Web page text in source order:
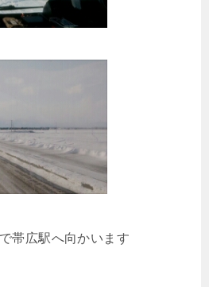
帯広駅へ向かいます